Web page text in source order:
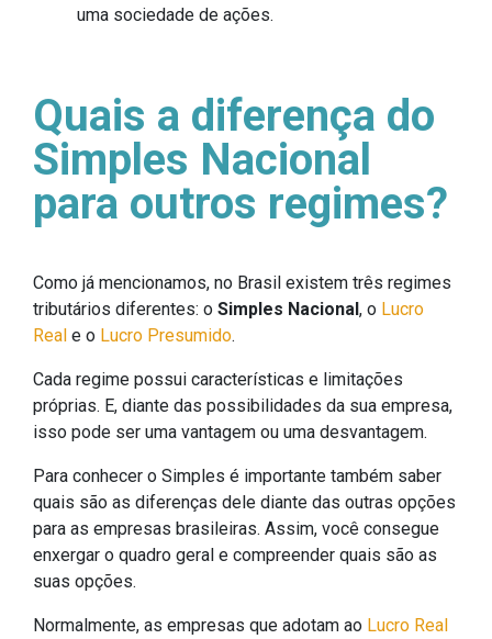
uma sociedade de ações.
Quais a diferença do
Simples Nacional
para outros regimes?
Como já mencionamos, no Brasil existem três regimes
tributários diferentes: o Simples Nacional, o Lucro
Real e o Lucro Presumido.
Cada regime possui características e limitações
próprias. E, diante das possibilidades da sua empresa,
isso pode ser uma vantagem ou uma desvantagem.
Para conhecer o Simples é importante também saber
quais são as diferenças dele diante das outras opções
para as empresas brasileiras. Assim, você consegue
enxergar o quadro geral e compreender quais são as
suas opções.
Normalmente, as empresas que adotam ao Lucro Real